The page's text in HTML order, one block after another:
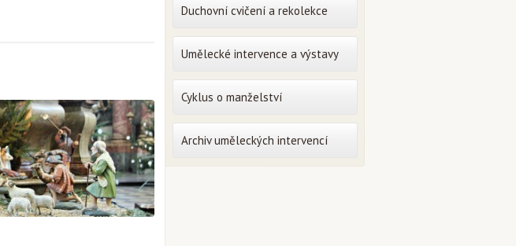
Duchovní cvičení a rekolekce
Umělecké intervence a výstavy
Cyklus o manželství
Archiv uměleckých intervencí